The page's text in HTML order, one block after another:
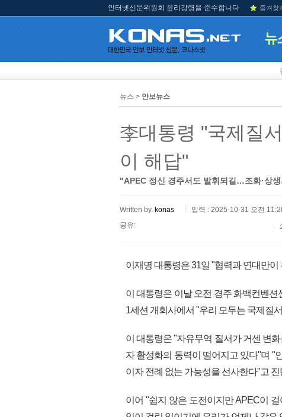
인터넷신문위원회 윤리강령을 준수합니다 즐겨찾
뉴스 > 안보뉴스
李대통령 "국제질
이 해답"
"APEC 정신 경주서도 발휘되길…조화·상
Written by. konas
입력 : 2025-10-31 오전
공유:
이재명 대통령은 31일 "협력과 연대만
이 대통령은 이날 오전 경주 화백컨벤
1세션 개회사에서 "우리 모두는 국제질
이 대통령은 "자유무역 질서가 거센 변
자 활성화의 동력이 떨어지고 있다"며 "
이자 전례 없는 가능성을 선사한다"고 진
이어 "쉽지 않은 도전이지만 APEC이